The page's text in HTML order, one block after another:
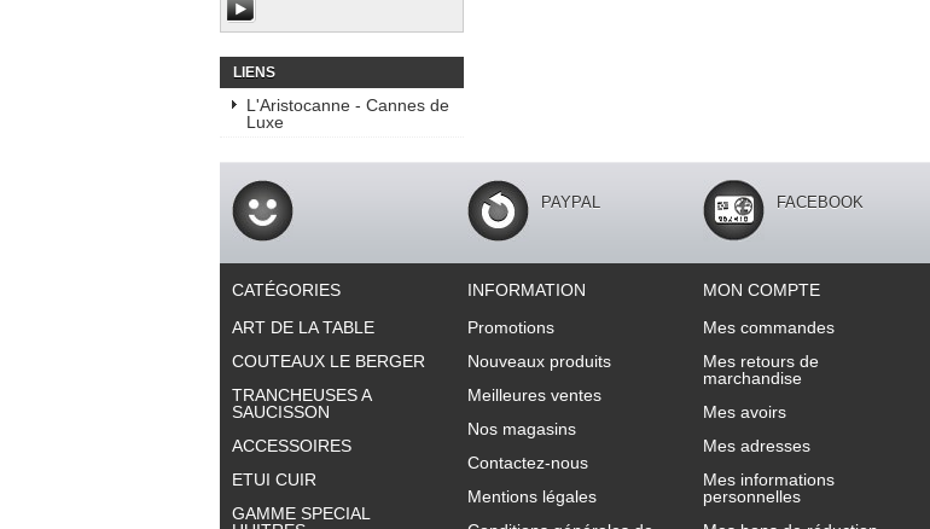
LIENS
L'Aristocanne - Cannes de
Luxe
PAYPAL FACEBOOK
CATÉGORIES
ART DE LA TABLE
COUTEAUX LE BERGER
TRANCHEUSES A
SAUCISSON
ACCESSOIRES
ETUI CUIR
GAMME SPECIAL
INFORMATION
Promotions
Nouveaux produits
Meilleures ventes
Nos magasins
Contactez-nous
Mentions légales
MON COMPTE
Mes commandes
Mes retours de
marchandise
Mes avoirs
Mes adresses
Mes informations
personnelles